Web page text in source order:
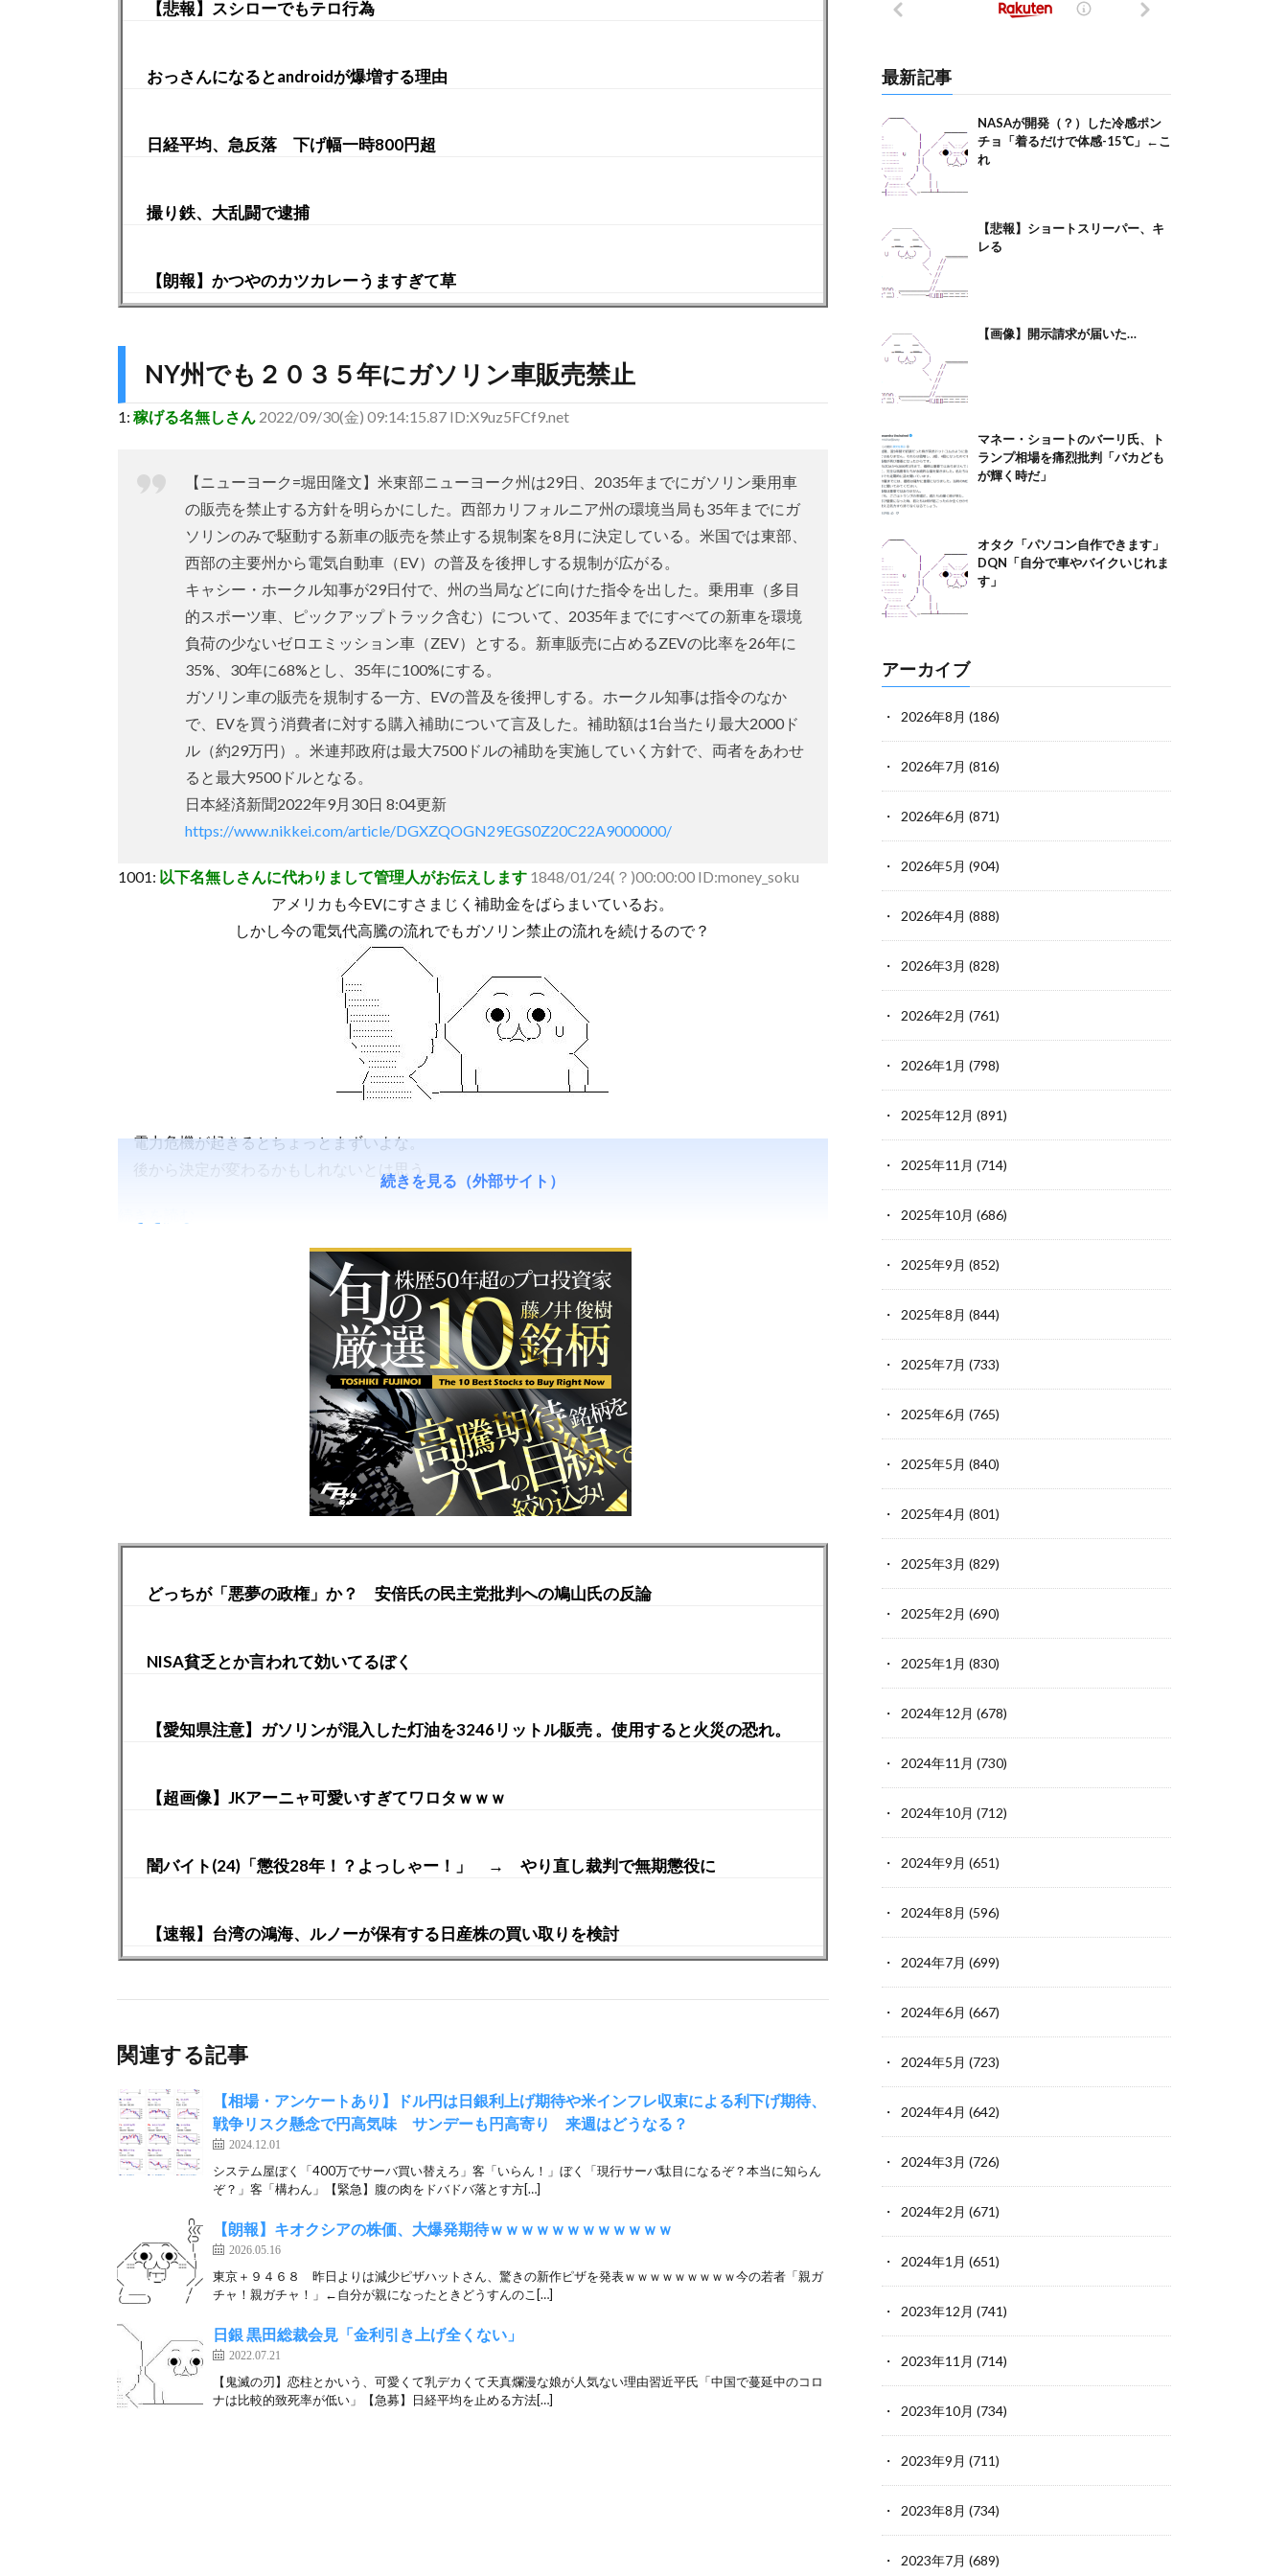
【悲報】スシローでもテロ行為
おっさんになるとandroidが爆増する理由
日経平均、急反落 下げ幅一時800円超
撮り鉄、大乱闘で逮捕
【朗報】かつやのカツカレーうますぎて草
NY州でも２０３５年にガソリン車販売禁止
1: 稼げる名無しさん 2022/09/30(金) 09:14:15.87 ID:X9uz5FCf9.net
【ニューヨーク=堀田隆文】米東部ニューヨーク州は29日、2035年までにガソリン乗用車
の販売を禁止する方針を明らかにした。西部カリフォルニア州の環境当局も35年までにガ
ソリンのみで駆動する新車の販売を禁止する規制案を8月に決定している。米国では東部、
西部の主要州から電気自動車（EV）の普及を後押しする規制が広がる。
キャシー・ホークル知事が29日付で、州の当局などに向けた指令を出した。乗用車（多目
的スポーツ車、ピックアップトラック含む）について、2035年までにすべての新車を環境
負荷の少ないゼロエミッション車（ZEV）とする。新車販売に占めるZEVの比率を26年に
35%、30年に68%とし、35年に100%にする。
ガソリン車の販売を規制する一方、EVの普及を後押しする。ホークル知事は指令のなか
で、EVを買う消費者に対する購入補助について言及した。補助額は1台当たり最大2000ド
ル（約29万円）。米連邦政府は最大7500ドルの補助を実施していく方針で、両者をあわせ
ると最大9500ドルとなる。
日本経済新聞2022年9月30日 8:04更新
https://www.nikkei.com/article/DGXZQOGN29EGS0Z20C22A9000000/
1001: 以下名無しさんに代わりまして管理人がお伝えします 1848/01/24(？)00:00:00 ID:money_soku
アメリカも今EVにすさまじく補助金をばらまいているお。
しかし今の電気代高騰の流れでもガソリン禁止の流れを続けるので？
電力危機が起きるとちょっとまずいよな。
後から決定が変わるかもしれないとは思う。
続きを見る（外部サイト）
どっちが「悪夢の政権」か？ 安倍氏の民主党批判への鳩山氏の反論
NISA貧乏とか言われて効いてるぼく
【愛知県注意】ガソリンが混入した灯油を3246リットル販売 。使用すると火災の恐れ。
【超画像】JKアーニャ可愛いすぎてワロタｗｗｗ
闇バイト(24)「懲役28年！？よっしゃー！」 → やり直し裁判で無期懲役に
【速報】台湾の鴻海、ルノーが保有する日産株の買い取りを検討
関連する記事
【相場・アンケートあり】ドル円は日銀利上げ期待や米インフレ収束による利下げ期待、
戦争リスク懸念で円高気味 サンデーも円高寄り 来週はどうなる？
2024.12.01
システム屋ぼく「400万でサーバ買い替えろ」客「いらん！」ぼく「現行サーバ駄目になるぞ？本当に知らん
ぞ？」客「構わん」【緊急】腹の肉をドバドバ落とす方[…]
【朗報】キオクシアの株価、大爆発期待ｗｗｗｗｗｗｗｗｗｗｗｗ
2026.05.16
東京＋９４６８ 昨日よりは減少ピザハットさん、驚きの新作ピザを発表ｗｗｗｗｗｗｗｗｗ今の若者「親ガ
チャ！親ガチャ！」←自分が親になったときどうすんのこ[…]
日銀 黒田総裁会見「金利引き上げ全くない」
2022.07.21
【鬼滅の刃】恋柱とかいう、可愛くて乳デカくて天真爛漫な娘が人気ない理由習近平氏「中国で蔓延中のコロ
ナは比較的致死率が低い」【急募】日経平均を止める方法[…]
最新記事
NASAが開発（？）した冷感ポン
チョ「着るだけで体感-15℃」←こ
れ
【悲報】ショートスリーパー、キ
レる
【画像】開示請求が届いた…
マネー・ショートのバーリ氏、ト
ランプ相場を痛烈批判「バカども
が輝く時だ」
オタク「パソコン自作できます」
DQN「自分で車やバイクいじれま
す」
アーカイブ
2026年8月 (186)
2026年7月 (816)
2026年6月 (871)
2026年5月 (904)
2026年4月 (888)
2026年3月 (828)
2026年2月 (761)
2026年1月 (798)
2025年12月 (891)
2025年11月 (714)
2025年10月 (686)
2025年9月 (852)
2025年8月 (844)
2025年7月 (733)
2025年6月 (765)
2025年5月 (840)
2025年4月 (801)
2025年3月 (829)
2025年2月 (690)
2025年1月 (830)
2024年12月 (678)
2024年11月 (730)
2024年10月 (712)
2024年9月 (651)
2024年8月 (596)
2024年7月 (699)
2024年6月 (667)
2024年5月 (723)
2024年4月 (642)
2024年3月 (726)
2024年2月 (671)
2024年1月 (651)
2023年12月 (741)
2023年11月 (714)
2023年10月 (734)
2023年9月 (711)
2023年8月 (734)
2023年7月 (689)